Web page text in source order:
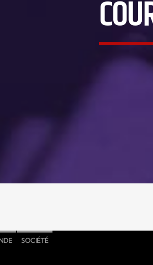
SOCIÉTÉ